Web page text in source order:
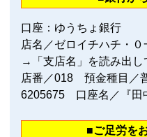
口座：ゆうちょ銀行
店名／ゼロイチハチ・０
→「支店名」を読み出し
店番／018 預金種目／
6205675 口座名／『田
■ご足労を